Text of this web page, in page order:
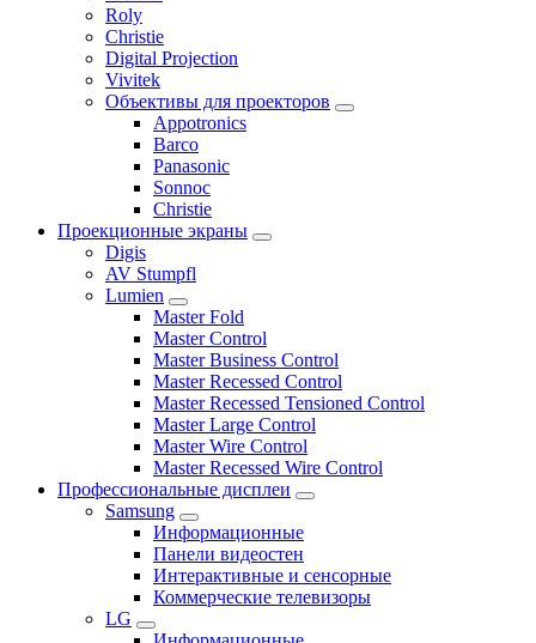
Roly
Christie
Digital Projection
Vivitek
Объективы для проекторов
Appotronics
Barco
Panasonic
Sonnoc
Сhristie
Проекционные экраны
Digis
AV Stumpfl
Lumien
Master Fold
Master Control
Master Business Control
Master Recessed Control
Master Recessed Tensioned Control
Master Large Control
Master Wire Control
Master Recessed Wire Control
Профессиональные дисплеи
Samsung
Информационные
Панели видеостен
Интерактивные и сенсорные
Коммерческие телевизоры
LG